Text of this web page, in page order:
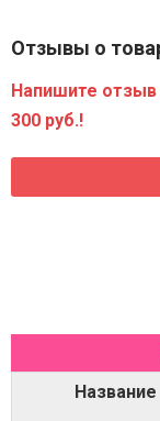
Отзывы о
Напишите отзыв
300 руб.!
Название